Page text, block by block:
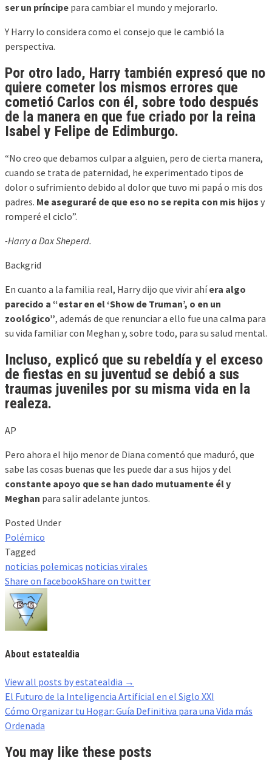
ser un príncipe para cambiar el mundo y mejorarlo.
Y Harry lo considera como el consejo que le cambió la
perspectiva.
Por otro lado, Harry también expresó que no
quiere cometer los mismos errores que
cometió Carlos con él, sobre todo después
de la manera en que fue criado por la reina
Isabel y Felipe de Edimburgo.
“No creo que debamos culpar a alguien, pero de cierta manera,
cuando se trata de paternidad, he experimentado tipos de
dolor o sufrimiento debido al dolor que tuvo mi papá o mis dos
padres. Me aseguraré de que eso no se repita con mis hijos y
romperé el ciclo”.
-Harry a Dax Sheperd.
Backgrid
En cuanto a la familia real, Harry dijo que vivir ahíera algo
parecido a “estar en el ‘Show de Truman’, o en un
zoológico”, además de que renunciar a ello fue una calma para
su vida familiar con Meghan y, sobre todo, para su salud mental.
Incluso, explicó que su rebeldía y el exceso
de fiestas en su juventud se debió a sus
traumas juveniles por su misma vida en la
realeza.
AP
Pero ahora el hijo menor de Diana comentó que maduró, que
sabe las cosas buenas que les puede dar a sus hijos y del
constante apoyo que se han dado mutuamente él y
Meghan para salir adelante juntos.
Posted Under
Polémico
Tagged
noticias polemicas noticias virales
Share on facebookShare on twitter
About estatealdia
View all posts by estatealdia →
Post
navigation
El Futuro de la Inteligencia Artificial en el Siglo XXI
Cómo Organizar tu Hogar: Guía Definitiva para una Vida más
Ordenada
You may like these posts